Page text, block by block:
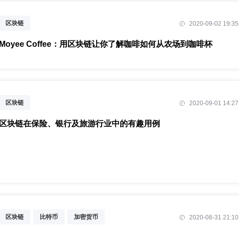
区块链 2020-09-02 19:35
Moyee Coffee：用区块链让你了解咖啡如何从农场到咖啡杯
区块链 2020-09-01 14:27
区块链在保险、银行及旅游行业中的有趣用例
区块链 比特币 加密货币 2020-08-31 21:10